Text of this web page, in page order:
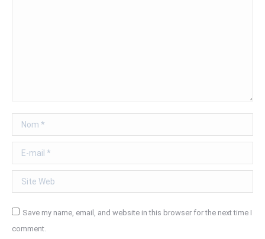
Nom *
E-mail *
Site Web
Save my name, email, and website in this browser for the next time I
comment.